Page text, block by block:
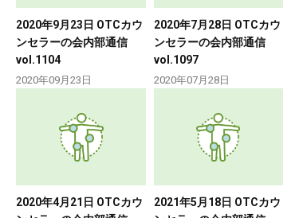
2020年9月23日 OTCカウ
ンセラーの会内部通信
vol.1104
2020年09月23日
2020年7月28日 OTCカウ
ンセラーの会内部通信
vol.1097
2020年07月28日
2020年4月21日 OTCカウ
2021年5月18日 OTCカウ